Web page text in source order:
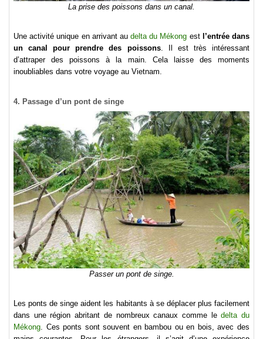
La prise des poissons dans un canal.
Une activité unique en arrivant audelta du Mékong est l’entrée dans
un canal pour prendre des poissons. Il est très intéressant
d’attraper des poissons à la main. Cela laisse des moments
inoubliables dans votre voyage au Vietnam.
4. Passage d’un pont de singe
Passer un pont de singe.
Les ponts de singe aident les habitants à se déplacer plus facilement
dans une région abritant de nombreux canaux comme ledelta du
Mékong . Ces ponts sont souvent en bambou ou en bois, avec des